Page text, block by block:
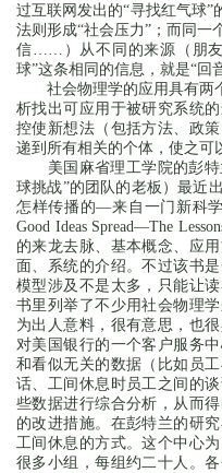
过互联网发出的“寻找红气球”
法则形成“社会压力”；而同一
信……）从不同的来源（朋
球”这条相同的信息，就是“回
社会物理学的应用具有两
析找出可应用于被研究系统
控使新想法（包括方法、政
递到所有相关的个体，使之可
美国麻省理工学院的彭特
球挑战”的团队的老板）最近
怎样传播的—来自一门新科学
Good Ideas Spread—The
的来龙去脉、基本概念、应
面、系统的介绍。不过该书
模型涉及不是太多，只能
书里列举了不少用社会物理
为出人意料，很有意思，也
对美国银行的一个客户服务
和看似无关的数据（比如员
话、工间休息时员工之间的
些数据进行综合分析，从而
的改进措施。在彭特兰的研
工间休息的方式。这个中心
很多小组，每组约二十人。